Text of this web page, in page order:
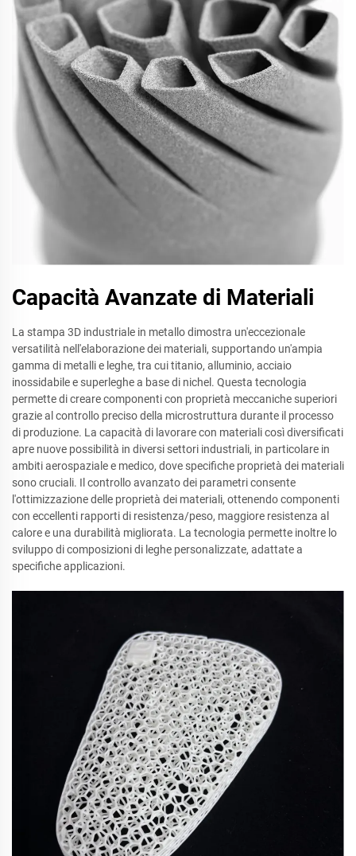
Capacità Avanzate di Materiali
La stampa 3D industriale in metallo dimostra un'eccezionale
versatilità nell'elaborazione dei materiali, supportando un'ampia
gamma di metalli e leghe, tra cui titanio, alluminio, acciaio
inossidabile e superleghe a base di nichel. Questa tecnologia
permette di creare componenti con proprietà meccaniche superiori
grazie al controllo preciso della microstruttura durante il processo
di produzione. La capacità di lavorare con materiali così diversificati
apre nuove possibilità in diversi settori industriali, in particolare in
ambiti aerospaziale e medico, dove specifiche proprietà dei materiali
sono cruciali. Il controllo avanzato dei parametri consente
l'ottimizzazione delle proprietà dei materiali, ottenendo componenti
con eccellenti rapporti di resistenza/peso, maggiore resistenza al
calore e una durabilità migliorata. La tecnologia permette inoltre lo
sviluppo di composizioni di leghe personalizzate, adattate a
specifiche applicazioni.